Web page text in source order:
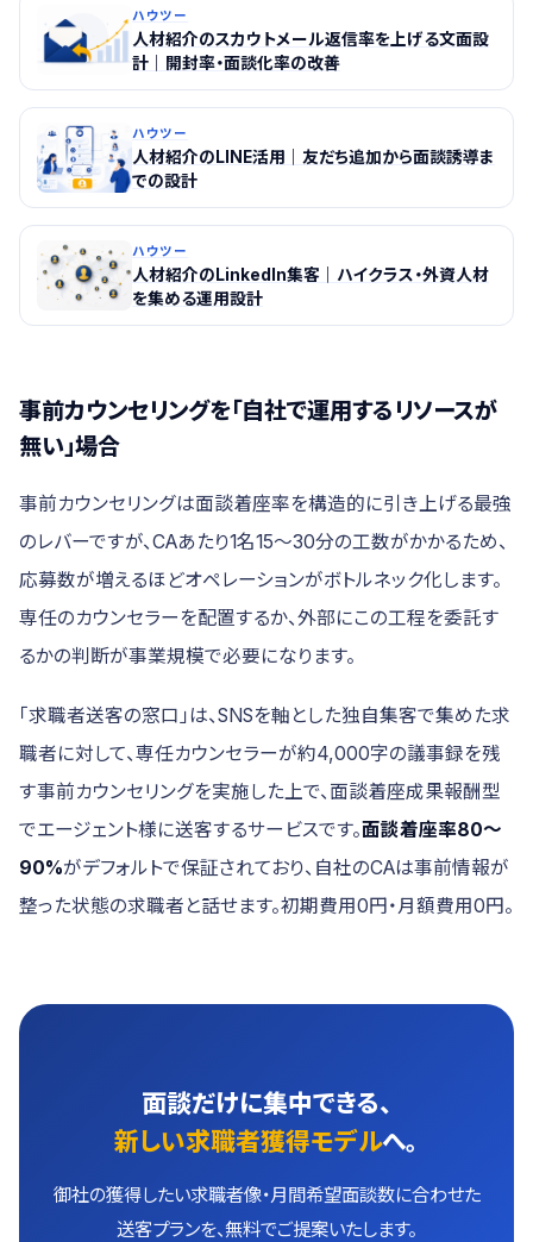
ハウツー
人材紹介のスカウトメール返信率を上げる文面設
計｜開封率・面談化率の改善
ハウツー
人材紹介のLINE活用｜友だち追加から面談誘導ま
での設計
ハウツー
人材紹介のLinkedIn集客｜ハイクラス・外資人材
を集める運用設計
事前カウンセリングを「自社で運用するリソースが
無い」場合
事前カウンセリングは面談着座率を構造的に引き上げる最強
のレバーですが、CAあたり1名15〜30分の工数がかかるため、
応募数が増えるほどオペレーションがボトルネック化します。
専任のカウンセラーを配置するか、外部にこの工程を委託す
るかの判断が事業規模で必要になります。
「求職者送客の窓口」は、SNSを軸とした独自集客で集めた求
職者に対して、専任カウンセラーが約4,000字の議事録を残
す事前カウンセリングを実施した上で、面談着座成果報酬型
でエージェント様に送客するサービスです。面談着座率80〜
90%がデフォルトで保証されており、自社のCAは事前情報が
整った状態の求職者と話せます。初期費用0円・月額費用0円。
面談だけに集中できる、
新しい求職者獲得モデルへ。
御社の獲得したい求職者像・月間希望面談数に合わせた
送客プランを、無料でご提案いたします。